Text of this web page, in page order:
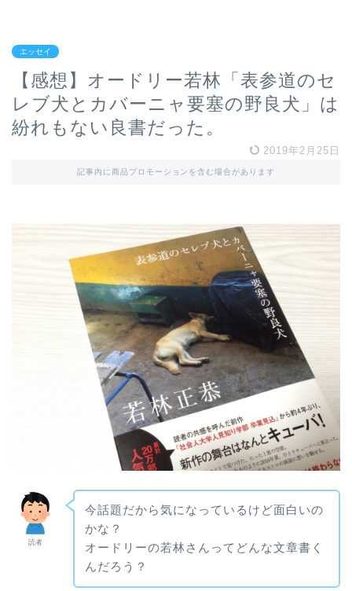
エッセイ
【感想】オードリー若林「表参道のセ
レブ犬とカバーニャ要塞の野良犬」は
紛れもない良書だった。
2019年2月25日
記事内に商品プロモーションを含む場合があります
読者
今話題だから気になっているけど面白いの
かな？
オードリーの若林さんってどんな文章書く
んだろう？